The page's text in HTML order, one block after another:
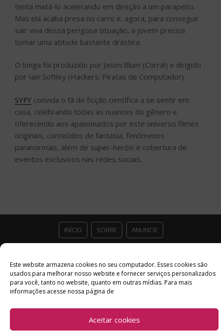
Este website armazena cookies no seu computador. Esses cookies são
usados ​​para melhorar nosso website e fornecer serviços personalizados
para você, tanto no website, quanto em outras mídias. Para mais
informações acesse nossa página de
Aceitar cookies
tenta matá-lo acelerando em direção a um parapeito.
Mas ela acaba presa no carro e, agora, para conseguir
sair viva dessa perigosa situação, a jovem precisa
tomar uma atitude bastante drástica.
O longa foi produzido por Jason Blum (Corra!) e dirigido
por Iain Softley (Hackers: Piratas de Computador).
SYFY convida o fã de ficção científica a se sentir em
casa, celebrando todas as nuances do gênero e
oferecendo aos apaixonados por este universo filmes
originais, conteúdos de fantasia, fenômenos
paranormais, além de super-heróis e cobertura de
eventos exclusivos nas redes sociais.
INÍCIO SOBRE ANUNCIE
CONTATO POLÍTICA DE PRIVACIDADE
2026 Acesso Cultural - Arte, Cultura Pop e Entretenimento